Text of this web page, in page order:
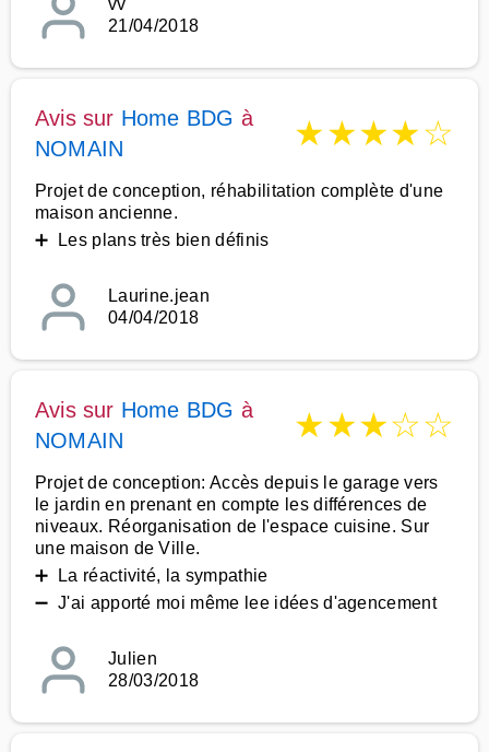
vv
21/04/2018
Avis sur Home BDG à
NOMAIN
★★★★☆
Projet de conception, réhabilitation complète d'une
maison ancienne.
➕ Les plans très bien définis
Laurine.jean
04/04/2018
Avis sur Home BDG à
NOMAIN
★★★☆☆
Projet de conception: Accès depuis le garage vers
le jardin en prenant en compte les différences de
niveaux. Réorganisation de l'espace cuisine. Sur
une maison de Ville.
➕ La réactivité, la sympathie
➖ J'ai apporté moi même lee idées d'agencement
Julien
28/03/2018